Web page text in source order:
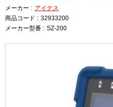
メーカー : アイテス
商品コード : 32933200
メーカー型番 : SZ-200